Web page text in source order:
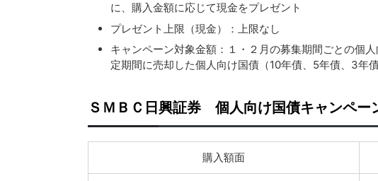
に、購入金額に応じて現金をプレゼント
プレゼント上限（現金）：上限なし
キャンペーン対象金額：１・２月の募集期間ごとの個
定期間に売却した個人向け国債（10年債、5年債、3年
ＳＭＢＣ日興証券 個人向け国債キャンペー
購入額面